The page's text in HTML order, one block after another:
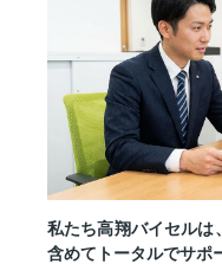
私たち高翔バイセルは
含めてトータルでサポ